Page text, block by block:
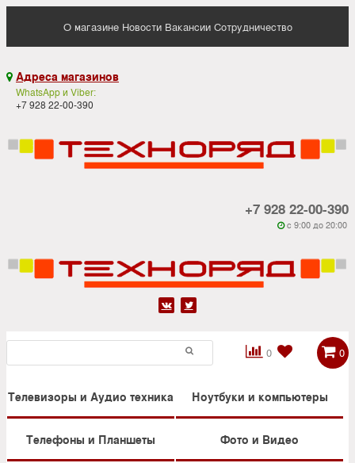
О магазине Новости Вакансии Сотрудничество
 Адреса магазинов
WhatsApp и Viber:
+7 928 22-00-390
+7 928 22-00-390
 c 9:00 до 20:00
 
0

 0
Телевизоры и Аудио техника Ноутбуки и компьютеры
Телефоны и Планшеты Фото и Видео